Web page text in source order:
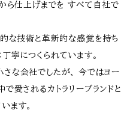
ら仕上げまでを すべて自社で
な技術と革新的な感覚を持ち
寧につくられています。
な会社でしたが、 今ではヨー
愛されるカトラリーブランドと
ます。